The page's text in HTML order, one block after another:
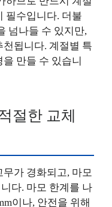
필수입니다. 더불
넘나들 수 있지만,
됩니다. 계절별 특
만들 수 있습니
절한 교체
가 경화되고, 마모
다. 마모 한계를 나
이나, 안전을 위해